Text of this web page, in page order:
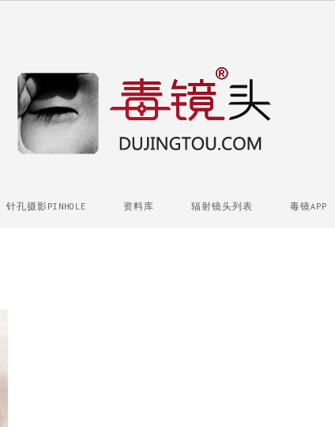
针孔摄影PINHOLE 资料库 辐射镜头列表 毒镜APP